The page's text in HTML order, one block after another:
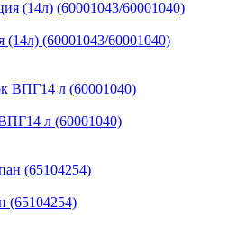
(14л) (60001043/60001040)
л (60001040)
(65104254)